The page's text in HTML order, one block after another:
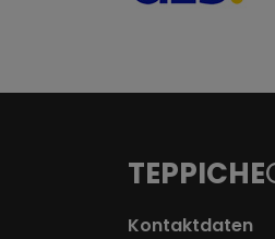
TEPPICHE
Kontaktdaten